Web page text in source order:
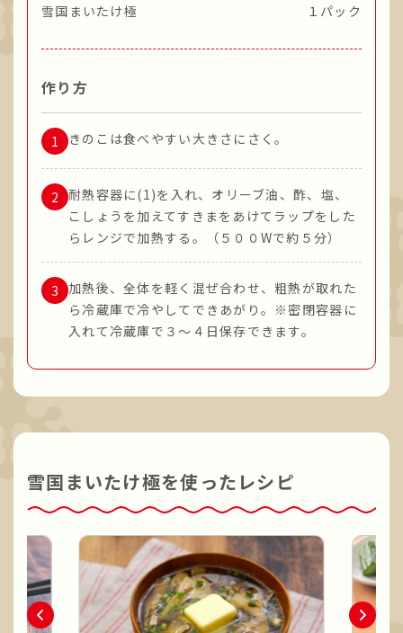
雪国まいたけ極 １パック
作り方
きのこは食べやすい大きさにさく。
耐熱容器に(1)を入れ、オリーブ油、酢、塩、
こしょうを加えてすきまをあけてラップをした
らレンジで加熱する。（５００Wで約５分）
加熱後、全体を軽く混ぜ合わせ、粗熱が取れた
ら冷蔵庫で冷やしてできあがり。※密閉容器に
入れて冷蔵庫で３～４日保存できます。
雪国まいたけ極を使ったレシピ